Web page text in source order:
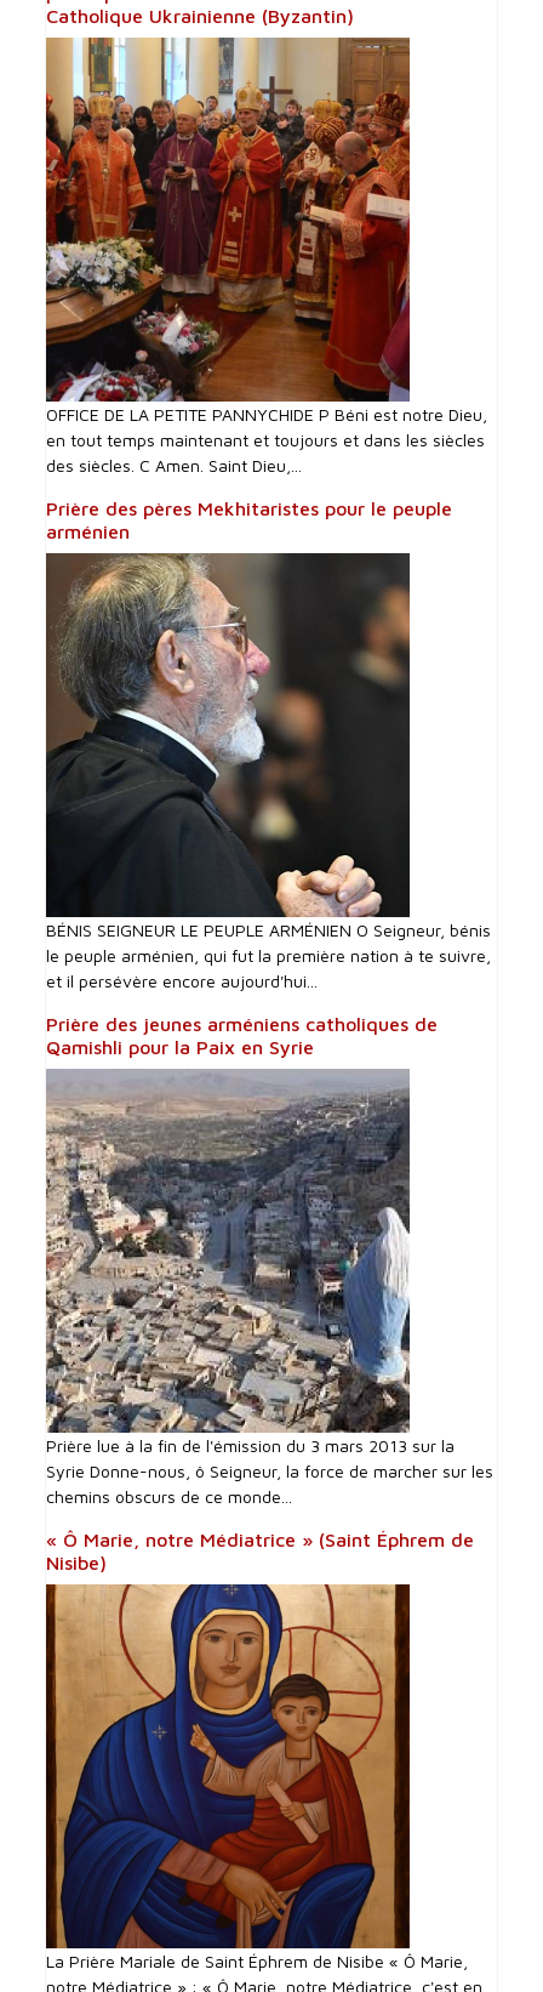
Catholique Ukrainienne (Byzantin)
OFFICE DE LA PETITE PANNYCHIDE P Béni est notre Dieu,
en tout temps maintenant et toujours et dans les siècles
des siècles. C Amen. Saint Dieu,...
Prière des pères Mekhitaristes pour le peuple
arménien
BÉNIS SEIGNEUR LE PEUPLE ARMÉNIEN O Seigneur, bénis
le peuple arménien, qui fut la première nation à te suivre,
et il persévère encore aujourd'hui...
Prière des jeunes arméniens catholiques de
Qamishli pour la Paix en Syrie
Prière lue à la fin de l'émission du 3 mars 2013 sur la
Syrie Donne-nous, ô Seigneur, la force de marcher sur les
chemins obscurs de ce monde...
« Ô Marie, notre Médiatrice » (Saint Éphrem de
Nisibe)
La Prière Mariale de Saint Éphrem de Nisibe « Ô Marie,
notre Médiatrice » : « Ô Marie, notre Médiatrice, c'est en